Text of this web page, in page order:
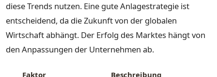
diese Trends nutzen. Eine gute Anlagestrategie ist
entscheidend, da die Zukunft von der globalen
Wirtschaft abhängt. Der Erfolg des Marktes hängt von
den Anpassungen der Unternehmen ab.
Faktor Beschreibung